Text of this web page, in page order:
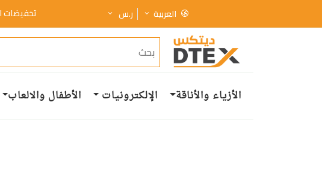
العربية ر.س تخفيضات
الأزياء والأناقة الإلكترونيات الأطفال والالعاب